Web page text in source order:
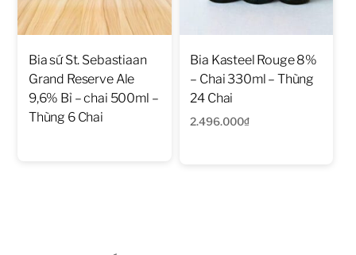
Bia sứ St. Sebastiaan
Grand Reserve Ale
9,6% Bỉ – chai 500ml –
Thùng 6 Chai
Bia Kasteel Rouge 8%
– Chai 330ml – Thùng
24 Chai
2.496.000₫